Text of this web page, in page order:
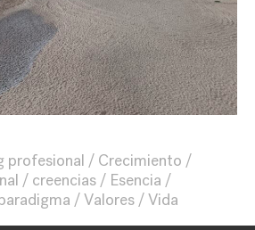
profesional
Crecimiento
creencias
Esencia
Valores Vida